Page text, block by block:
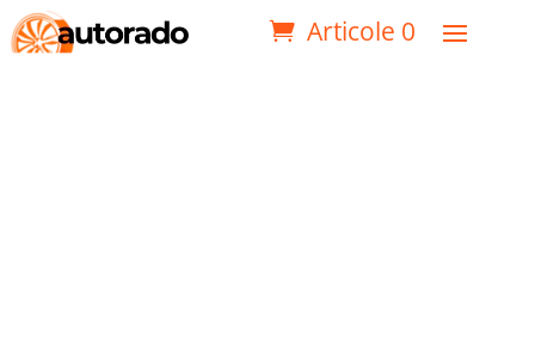
Articole 0